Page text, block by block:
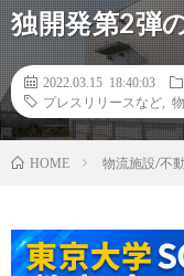
独開発第2弾
2022.03.15 18:40:03
プレスリリースなど
HOME 物流施設/不